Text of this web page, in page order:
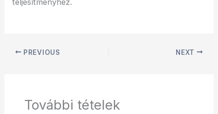
PREVIOUS NEXT
További tételek